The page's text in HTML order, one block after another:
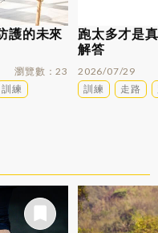
護的未來
瀏覽數
23
訓練
跑太多才是
解答
2026/07/29
訓練
走路